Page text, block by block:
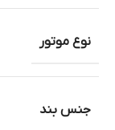
نوع موتور
جنس بند